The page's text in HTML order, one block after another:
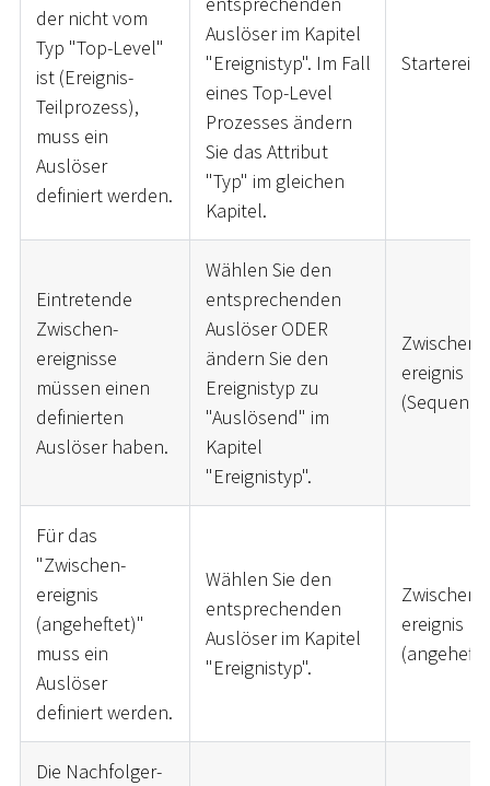
der nicht vom
Typ "Top-Level"
ist (Ereignis-
Teilprozess),
muss ein
Auslöser
definiert werden.
Auslöser im Kapitel
"Ereignistyp". Im Fall
eines Top-Level
Prozesses ändern
Sie das Attribut
"Typ" im gleichen
Kapitel.
Eintretende
Zwischen-
ereignisse
müssen einen
definierten
Auslöser haben.
Wählen Sie den
entsprechenden
Auslöser ODER
ändern Sie den
Ereignistyp zu
"Auslösend" im
Kapitel
"Ereignistyp".
Zwischen-
ereignis
Für das
"Zwischen-
ereignis
(angeheftet)"
muss ein
Auslöser
definiert werden.
Wählen Sie den
entsprechenden
Auslöser im Kapitel
"Ereignistyp".
Zwischen-
ereignis
Die Nachfolger-